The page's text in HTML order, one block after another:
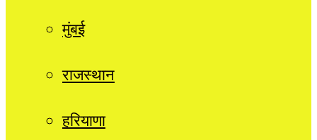
मुंबई
राजस्थान
हरियाणा